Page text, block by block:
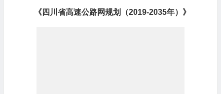
《四川省高速公路网规划（2019-2035年）》